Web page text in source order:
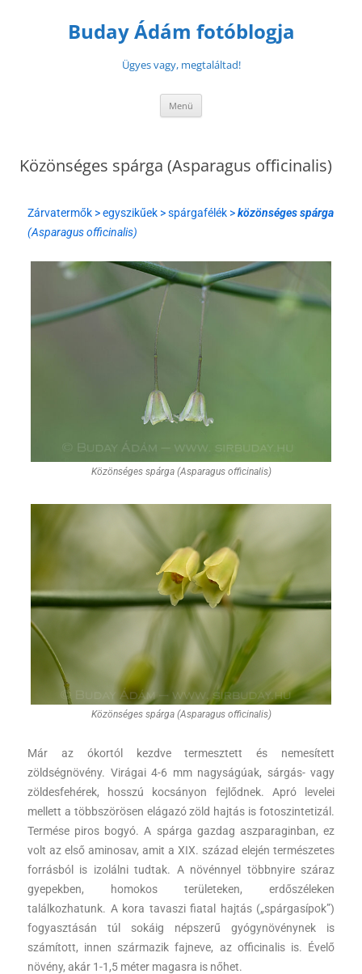
Buday Ádám fotóblogja
Ügyes vagy, megtaláltad!
Menü
Közönséges spárga (Asparagus officinalis)
Zárvatermők > egyszikűek > spárgafélék >közönséges spárga
(Asparagus officinalis)
Közönséges spárga (Asparagus officinalis)
Közönséges spárga (Asparagus officinalis)
Már az ókortól kezdve termesztett és nemesített
zöldségnövény. Virágai 4-6 mm nagyságúak, sárgás- vagy
zöldesfehérek, hosszú kocsányon fejlődnek. Apró levelei
mellett a többszörösen elágazó zöld hajtás is fotoszintetizál.
Termése piros bogyó. A spárga gazdag aszparaginban, ez
volt az első aminosav, amit a XIX. század elején természetes
forrásból is izolálni tudtak. A növénnyel többnyire száraz
gyepekben, homokos területeken, erdőszéleken
találkozhatunk. A kora tavaszi fiatal hajtás („spárgasípok”)
fogyasztásán túl sokáig népszerű gyógynövénynek is
számított, innen származik fajneve, az officinalis is. Évelő
növény, akár 1-1,5 méter magasra is nőhet.